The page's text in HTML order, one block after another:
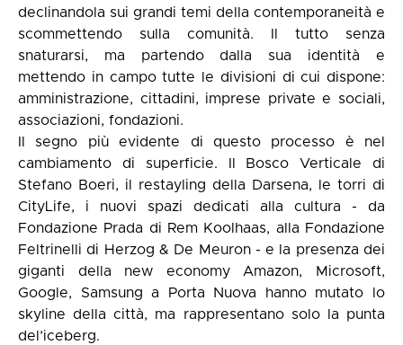
declinandola sui grandi temi della contemporaneità e
scommettendo sulla comunità. Il tutto senza
snaturarsi, ma partendo dalla sua identità e
mettendo in campo tutte le divisioni di cui dispone:
amministrazione, cittadini, imprese private e sociali,
associazioni, fondazioni.
Il segno più evidente di questo processo è nel
cambiamento di superficie. Il Bosco Verticale di
Stefano Boeri, il restayling della Darsena, le torri di
CityLife, i nuovi spazi dedicati alla cultura - da
Fondazione Prada di Rem Koolhaas, alla Fondazione
Feltrinelli di Herzog & De Meuron - e la presenza dei
giganti della new economy Amazon, Microsoft,
Google, Samsung a Porta Nuova hanno mutato lo
skyline della città, ma rappresentano solo la punta
del’iceberg.